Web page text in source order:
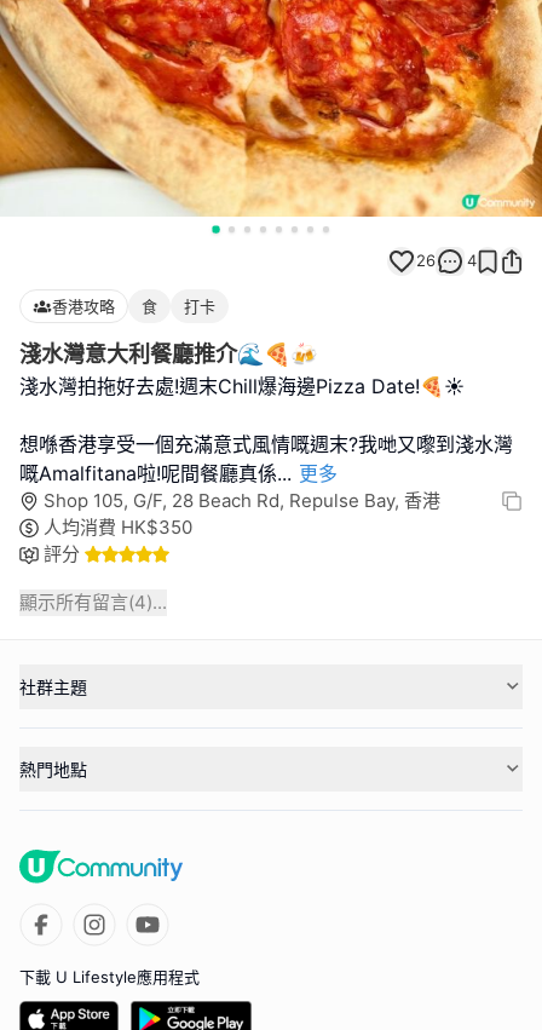
26 4
香港攻略 食 打卡
淺水灣意大利餐廳推介🌊🍕🍻
淺水灣拍拖好去處!週末Chill爆海邊Pizza Date!🍕☀️
想喺香港享受一個充滿意式風情嘅週末?我哋又嚟到淺水灣
嘅Amalfitana啦!呢間餐廳真係... 更多
Shop 105, G/F, 28 Beach Rd, Repulse Bay, 香港
人均消費 HK$350
評分
顯示所有留言(4)...
社群主題
熱門地點
下載 U Lifestyle應用程式